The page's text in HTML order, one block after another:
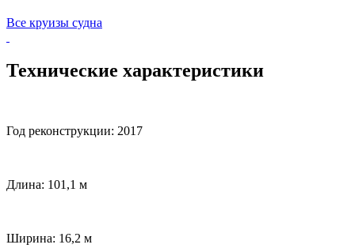
Все круизы судна
Технические характеристики
Год реконструкции: 2017
Длина: 101,1 м
Ширина: 16,2 м